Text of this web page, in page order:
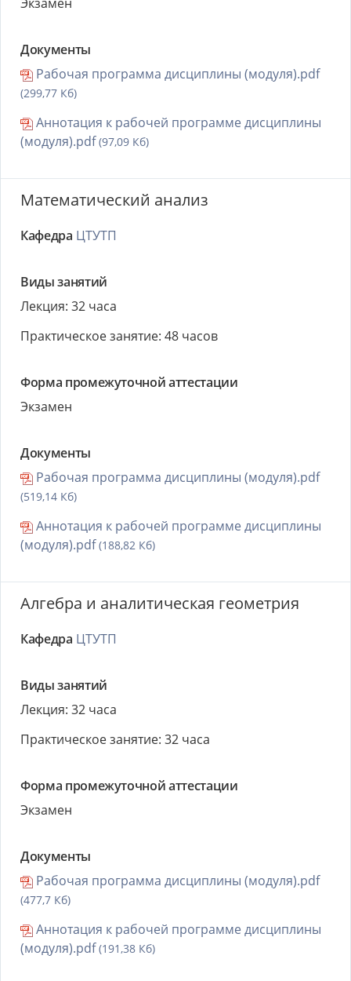
Документы
Рабочая программа дисциплины (модуля).pdf
(299,77 Кб)
Аннотация к рабочей программе дисциплины
(модуля).pdf(97,09 Кб)
Математический анализ
Кафедра ЦТУТП
Виды занятий
Лекция: 32 часа
Практическое занятие: 48 часов
Форма промежуточной аттестации
Экзамен
Документы
Рабочая программа дисциплины (модуля).pdf
(519,14 Кб)
Аннотация к рабочей программе дисциплины
(модуля).pdf(188,82 Кб)
Алгебра и аналитическая геометрия
Кафедра ЦТУТП
Виды занятий
Лекция: 32 часа
Практическое занятие: 32 часа
Форма промежуточной аттестации
Экзамен
Документы
Рабочая программа дисциплины (модуля).pdf
(477,7 Кб)
Аннотация к рабочей программе дисциплины
(модуля).pdf(191,38 Кб)